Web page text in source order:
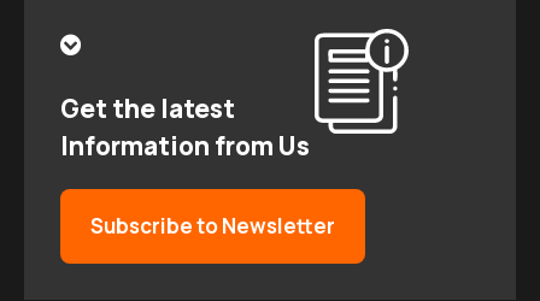
Get the latest
Information from Us
Subscribe to Newsletter